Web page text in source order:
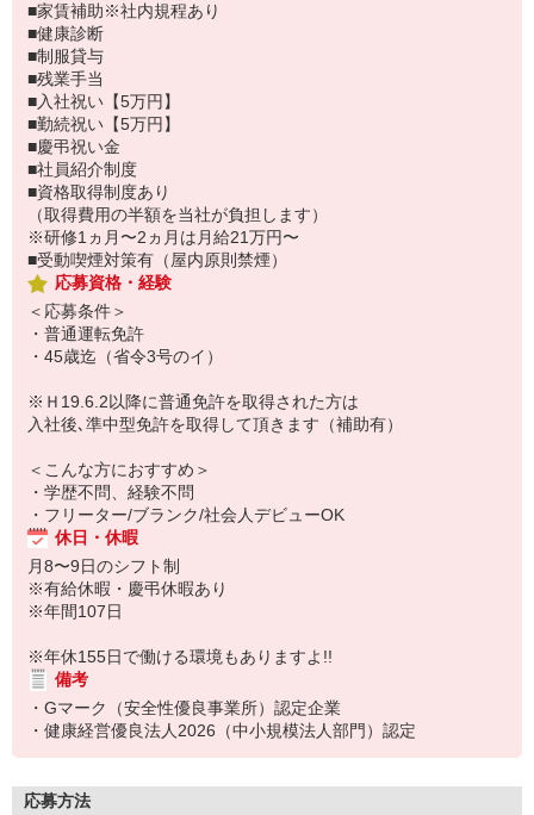
■家賃補助※社内規程あり
■健康診断
■制服貸与
■残業手当
■入社祝い【5万円】
■勤続祝い【5万円】
■慶弔祝い金
■社員紹介制度
■資格取得制度あり
（取得費用の半額を当社が負担します）
※研修1ヵ月〜2ヵ月は月給21万円〜
■受動喫煙対策有（屋内原則禁煙）
応募資格・経験
＜応募条件＞
・普通運転免許
・45歳迄（省令3号のイ）
※Ｈ19.6.2以降に普通免許を取得された方は
入社後､準中型免許を取得して頂きます（補助有）
＜こんな方におすすめ＞
・学歴不問、経験不問
・フリーター/ブランク/社会人デビューOK
休日・休暇
月8〜9日のシフト制
※有給休暇・慶弔休暇あり
※年間107日
※年休155日で働ける環境もありますよ!!
備考
・Gマーク（安全性優良事業所）認定企業
・健康経営優良法人2026（中小規模法人部門）認定
応募方法